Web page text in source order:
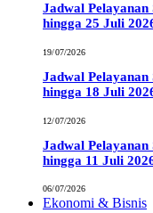
Jadwal
hingga 25 Juli
19/07/2026
Jadwal
hingga 18 Juli
12/07/2026
Jadwal
hingga 11 Juli
06/07/2026
Ekonomi & Bisnis